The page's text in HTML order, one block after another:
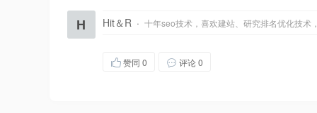
H Hit＆R · 十年seo技术，喜欢建站、研究排名优化技术
赞同 0 评论 0